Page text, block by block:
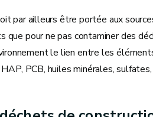
par ailleurs être portée aux
que pour ne pas contaminer des
le lien entre les
HAP, PCB, huiles minérales,